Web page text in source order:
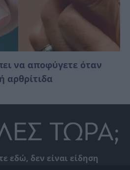
να αποφύγετε όταν
αρθρίτιδα
εδώ, δεν είναι είδηση